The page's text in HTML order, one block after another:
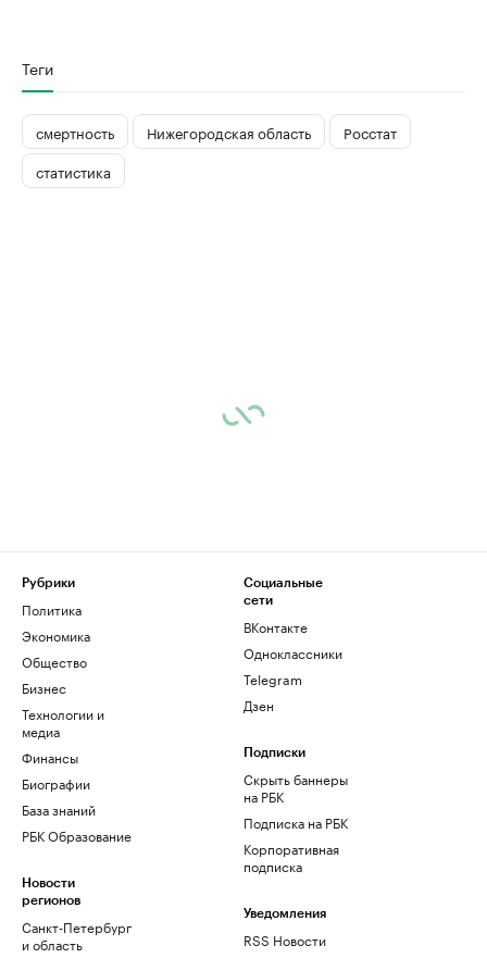
Теги
смертность Нижегородская область
Росстат
статистика
Рубрики
Политика
Экономика
Общество
Бизнес
Технологии и
медиа
Финансы
Биографии
База знаний
РБК Образование
Новости
регионов
Санкт-Петербург
и область
Социальные
сети
ВКонтакте
Одноклассники
Telegram
Дзен
Подписки
Скрыть баннеры
на РБК
Подписка на РБК
Корпоративная
подписка
Уведомления
RSS Новости